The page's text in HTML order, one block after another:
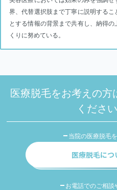
界、代替選択肢まで丁寧に説明する
とする情報の背景まで共有し、納得
くりに努めている。
医療脱毛をお考えの方
ください
当院の医療脱毛
医療脱毛につ
お電話でのご相談